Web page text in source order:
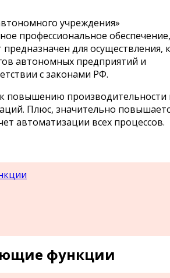
учреждения»
профессиональное обеспечение,
для осуществления,
автономных предприятий и
с законами РФ.
повышению производительности
Плюс, значительно
автоматизации всех процессов.
функции